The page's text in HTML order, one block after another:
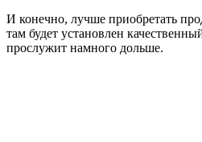
И конечно, лучше приобретать
там будет установлен
прослужит намного дольше.